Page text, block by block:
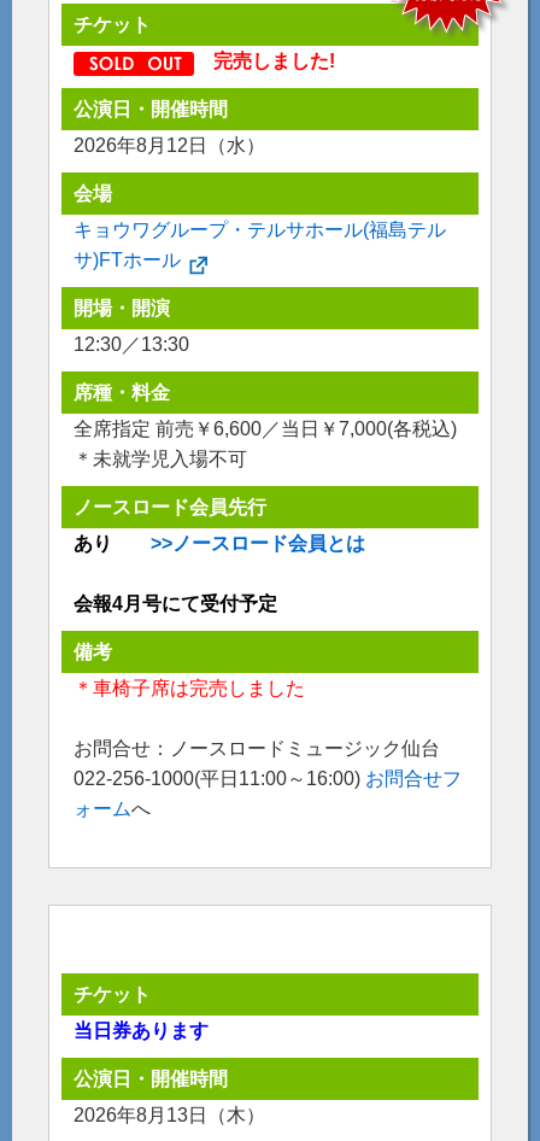
チケット
完売しました!
公演日・開催時間
2026年8月12日（水）
会場
キョウワグループ・テルサホール(福島テル
サ)FTホール
開場・開演
12:30／13:30
席種・料金
全席指定 前売￥6,600／当日￥7,000(各税込)
＊未就学児入場不可
ノースロード会員先行
あり >>ノースロード会員とは
会報4月号にて受付予定
備考
＊車椅子席は完売しました
お問合せ：ノースロードミュージック仙台
022-256-1000(平日11:00～16:00) お問合せフ
ォームへ
チケット
当日券あります
公演日・開催時間
2026年8月13日（木）